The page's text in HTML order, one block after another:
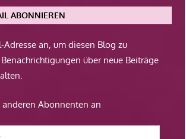
ABONNIEREN
Adresse an, um diesen Blog zu
über neue Beiträge
anderen Abonnenten an